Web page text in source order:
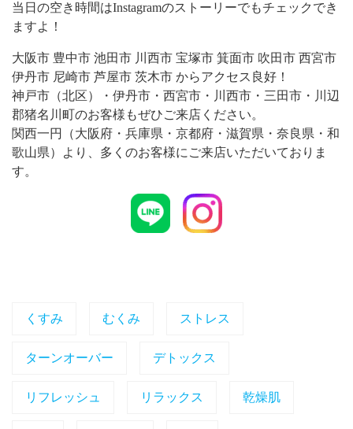
当日の空き時間はInstagramのストーリーでもチェックでき
ますよ！
大阪市 豊中市 池田市 川西市 宝塚市 箕面市 吹田市 西宮市
伊丹市 尼崎市 芦屋市 茨木市 からアクセス良好！
神戸市（北区）・伊丹市・西宮市・川西市・三田市・川辺
郡猪名川町のお客様もぜひご来店ください。
関西一円（大阪府・兵庫県・京都府・滋賀県・奈良県・和
歌山県）より、多くのお客様にご来店いただいておりま
す。
くすみ むくみ ストレス
ターンオーバー デトックス
リフレッシュ リラックス 乾燥肌